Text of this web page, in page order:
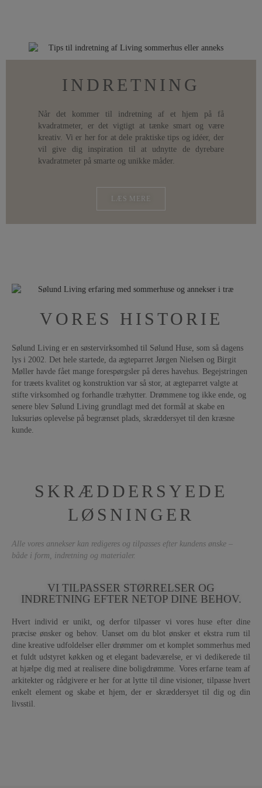
INDRETNING
Når det kommer til indretning af et hjem på få
kvadratmeter, er det vigtigt at tænke smart og være
kreativ. Vi er her for at dele praktiske tips og idéer, der
vil give dig inspiration til at udnytte de dyrebare
kvadratmeter på smarte og unikke måder.
LÆS MERE
VORES HISTORIE
Sølund Living er en søstervirksomhed til Sølund Huse, som så dagens
lys i 2002. Det hele startede, da ægteparret Jørgen Nielsen og Birgit
Møller havde fået mange forespørgsler på deres havehus. Begejstringen
for træets kvalitet og konstruktion var så stor, at ægteparret valgte at
stifte virksomhed og forhandle træhytter. Drømmene tog ikke ende, og
senere blev Sølund Living grundlagt med det formål at skabe en
luksuriøs oplevelse på begrænset plads, skræddersyet til den kræsne
kunde.
SKRÆDDERSYEDE
LØSNINGER
Alle vores annekser kan redigeres og tilpasses efter kundens ønske –
både i form, indretning og materialer.
VI TILPASSER STØRRELSER OG
INDRETNING EFTER NETOP DINE BEHOV.
Hvert individ er unikt, og derfor tilpasser vi vores huse efter dine
præcise ønsker og behov. Uanset om du blot ønsker et ekstra rum til
dine kreative udfoldelser eller drømmer om et komplet sommerhus med
et fuldt udstyret køkken og et elegant badeværelse, er vi dedikerede til
at hjælpe dig med at realisere dine boligdrømme. Vores erfarne team af
arkitekter og rådgivere er her for at lytte til dine visioner, tilpasse hvert
enkelt element og skabe et hjem, der er skræddersyet til dig og din
livsstil.